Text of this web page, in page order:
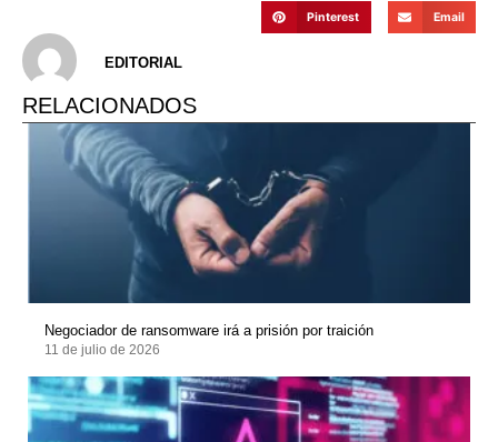
Pinterest Email
EDITORIAL
RELACIONADOS
Negociador de ransomware irá a prisión por traición
11 de julio de 2026